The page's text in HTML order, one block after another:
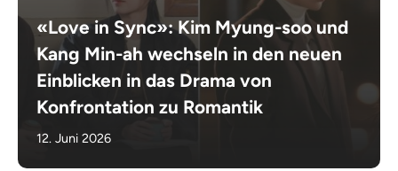
«Love in Sync»: Kim Myung-soo und
Kang Min-ah wechseln in den neuen
Einblicken in das Drama von
Konfrontation zu Romantik
12. Juni 2026